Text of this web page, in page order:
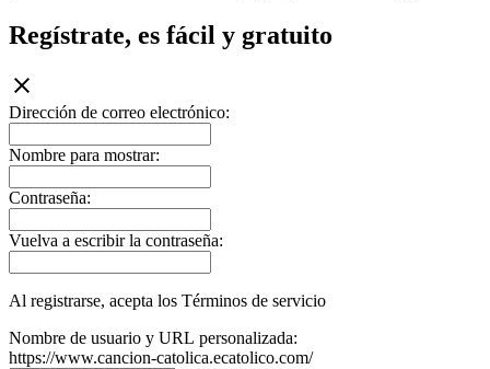
Regístrate, es fácil y gratuito
Dirección de correo electrónico:
Nombre para mostrar:
Contraseña:
Vuelva a escribir la contraseña:
Al registrarse, acepta los Términos de servicio
Nombre de usuario y URL personalizada:
https://www.cancion-catolica.ecatolico.com/